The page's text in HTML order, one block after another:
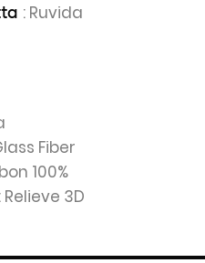
: Ruvida
Fiber
100%
: Relieve 3D